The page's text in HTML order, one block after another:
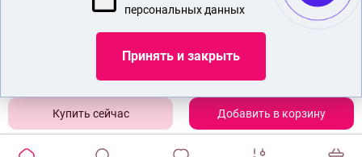
Добавить в корзину
персональных данных
Принять и закрыть